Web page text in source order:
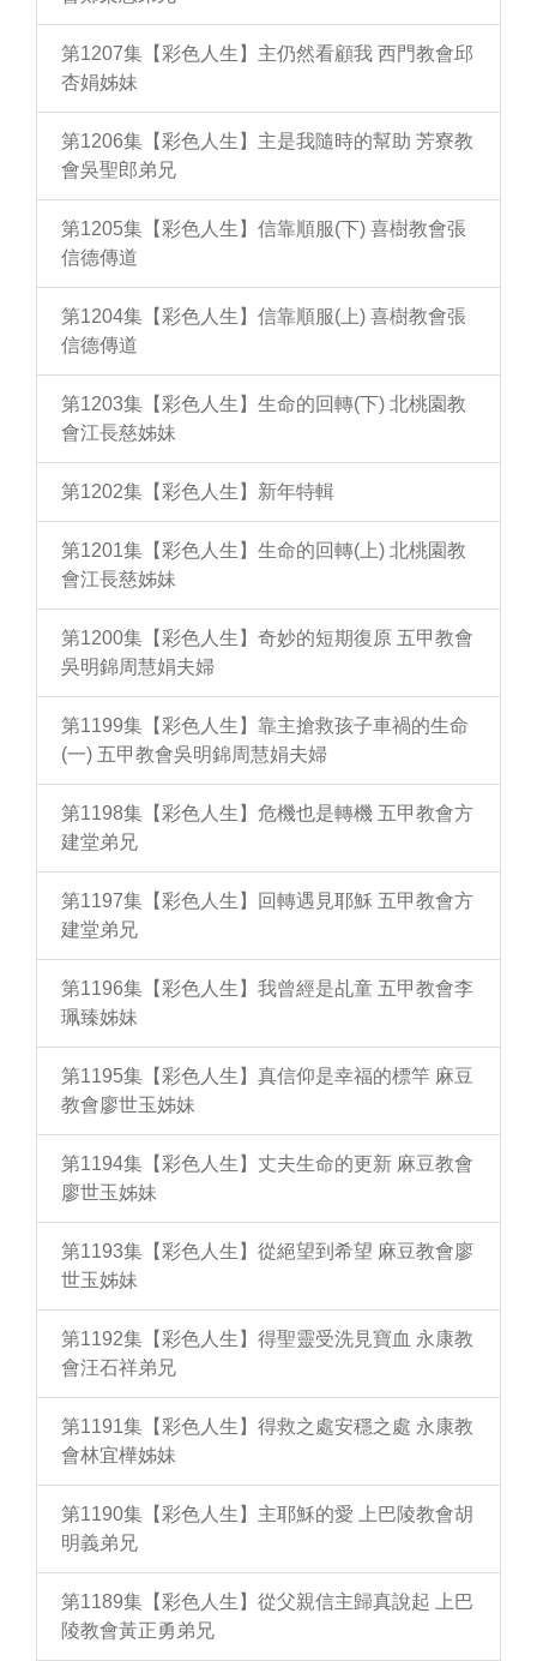
第1207集【彩色人生】主仍然看顧我 西門教會邱
杏娟姊妹
第1206集【彩色人生】主是我隨時的幫助 芳寮教
會吳聖郎弟兄
第1205集【彩色人生】信靠順服(下) 喜樹教會張
信德傳道
第1204集【彩色人生】信靠順服(上) 喜樹教會張
信德傳道
第1203集【彩色人生】生命的回轉(下) 北桃園教
會江長慈姊妹
第1202集【彩色人生】新年特輯
第1201集【彩色人生】生命的回轉(上) 北桃園教
會江長慈姊妹
第1200集【彩色人生】奇妙的短期復原 五甲教會
吳明錦周慧娟夫婦
第1199集【彩色人生】靠主搶救孩子車禍的生命
(一) 五甲教會吳明錦周慧娟夫婦
第1198集【彩色人生】危機也是轉機 五甲教會方
建堂弟兄
第1197集【彩色人生】回轉遇見耶穌 五甲教會方
建堂弟兄
第1196集【彩色人生】我曾經是乩童 五甲教會李
珮臻姊妹
第1195集【彩色人生】真信仰是幸福的標竿 麻豆
教會廖世玉姊妹
第1194集【彩色人生】丈夫生命的更新 麻豆教會
廖世玉姊妹
第1193集【彩色人生】從絕望到希望 麻豆教會廖
世玉姊妹
第1192集【彩色人生】得聖靈受洗見寶血 永康教
會汪石祥弟兄
第1191集【彩色人生】得救之處安穩之處 永康教
會林宜樺姊妹
第1190集【彩色人生】主耶穌的愛 上巴陵教會胡
明義弟兄
第1189集【彩色人生】從父親信主歸真說起 上巴
陵教會黃正勇弟兄